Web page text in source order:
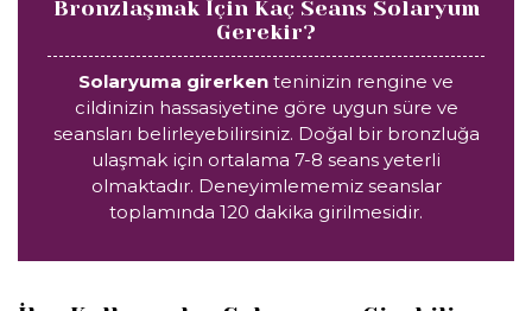
Bronzlaşmak İçin Kaç Seans Solaryum
Gerekir?
Solaryuma girerken teninizin rengine ve
cildinizin hassasiyetine göre uygun süre ve
seansları belirleyebilirsiniz. Doğal bir bronzluğa
ulaşmak için ortalama 7-8 seans yeterli
olmaktadır. Deneyimlememiz seanslar
toplamında 120 dakika girilmesidir.